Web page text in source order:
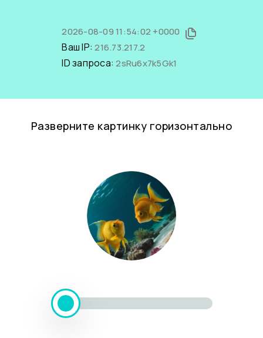
2026-08-09 11:54:02 +0000
Ваш IP:216.73.217.2
ID запроса:2sRu6x7k5Gk1
Разверните картинку горизонтально